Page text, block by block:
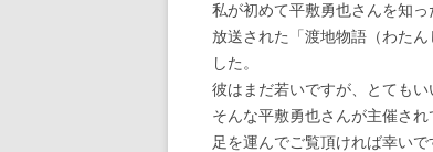
私が初めて平敷勇也さんを知
放送された「渡地物語（わた
した。
彼はまだ若いですが、とてもい
そんな平敷勇也さんが主催さ
足を運んでご覧頂ければ幸いで